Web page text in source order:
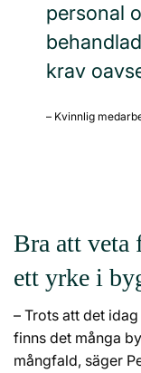
personal
krav
– Kvinnlig
Bra att veta
ett yrke i
– Trots att det
finns det många
mångfald, säger